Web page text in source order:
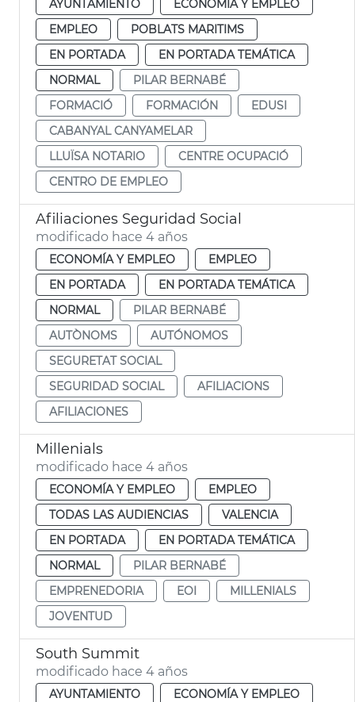
AYUNTAMIENTO
ECONOMÍA Y EMPLEO
EMPLEO
POBLATS MARITIMS
EN PORTADA
EN PORTADA TEMÁTICA
NORMAL
PILAR BERNABÉ
FORMACIÓ
FORMACIÓN
EDUSI
CABANYAL CANYAMELAR
LLUÏSA NOTARIO
CENTRE OCUPACIÓ
CENTRO DE EMPLEO
Afiliaciones Seguridad Social
modificado hace 4 años
ECONOMÍA Y EMPLEO
EMPLEO
EN PORTADA
EN PORTADA TEMÁTICA
NORMAL
PILAR BERNABÉ
AUTÒNOMS
AUTÓNOMOS
SEGURETAT SOCIAL
SEGURIDAD SOCIAL
AFILIACIONS
AFILIACIONES
Millenials
modificado hace 4 años
ECONOMÍA Y EMPLEO
EMPLEO
TODAS LAS AUDIENCIAS
VALENCIA
EN PORTADA
EN PORTADA TEMÁTICA
NORMAL
PILAR BERNABÉ
EMPRENEDORIA
EOI
MILLENIALS
JOVENTUD
South Summit
modificado hace 4 años
AYUNTAMIENTO
ECONOMÍA Y EMPLEO